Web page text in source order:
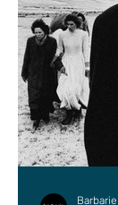
Barbarie